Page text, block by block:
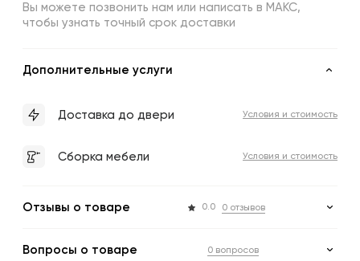
Вы можете позвонить нам или написать в МАКС,
чтобы узнать точный срок доставки
Дополнительные услуги
Доставка до двери Условия и стоимость
Сборка мебели Условия и стоимость
Отзывы о товаре 0.0 0 отзывов
Вопросы о товаре 0 вопросов